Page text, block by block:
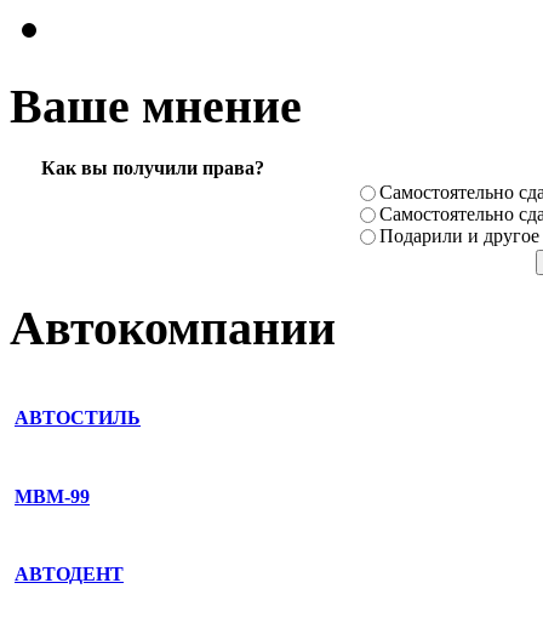
Ваше мнение
Как вы получили права?
Самостоя­тельно
Самостоя­тельно
Подарили­ и другое
Автокомпании
АВТОСТИЛЬ
МВМ-99
АВТОДЕНТ